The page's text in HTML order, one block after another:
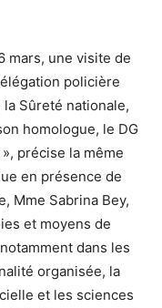
mars, une visite de
policière
Sûreté nationale,
homologue, le DG
précise la même
en présence de
Mme Sabrina Bey,
et moyens de
dans les
organisée, la
et les sciences